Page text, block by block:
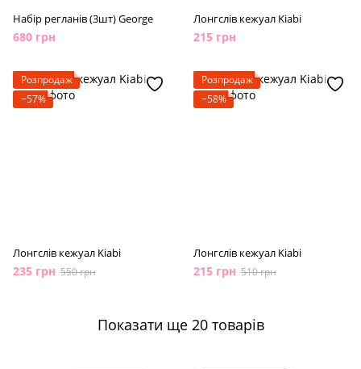
Набір регланів (3шт) George
680 грн
Лонгслів кежуал Kiabi
215 грн
Розпродаж
−57%
Лонгслів кежуал Kiabi
235 грн 550 грн
Розпродаж
−58%
Лонгслів кежуал Kiabi
215 грн 510 грн
Показати ще 20 товарів